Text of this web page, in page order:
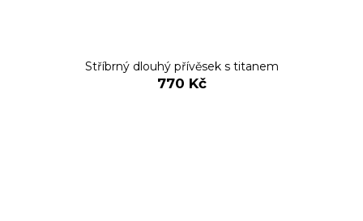
Stříbrný dlouhý přívěsek s titanem
770 Kč